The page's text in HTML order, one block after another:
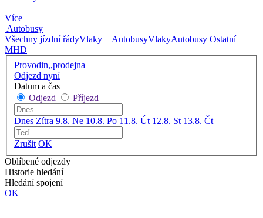
Více
Autobusy
Všechny jízdní řádyVlaky + AutobusyVlakyAutobusy Ostatní
MHD
Provodin,,prodejna
Odjezd nyní
Datum a čas
Odjezd
Příjezd
Dnes Zítra 9.8. Ne 10.8. Po 11.8. Út 12.8. St 13.8. Čt
Zrušit OK
Oblíbené odjezdy
Historie hledání
Hledání spojení
OK